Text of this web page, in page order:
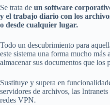
Se trata de un software
y el trabajo diario con los
o desde cualquier lugar.
Todo un descubrimiento para
este sistema una forma mucho más
almacenar sus documentos que los
Sustituye y supera en
servidores de archivos, las
redes VPN.